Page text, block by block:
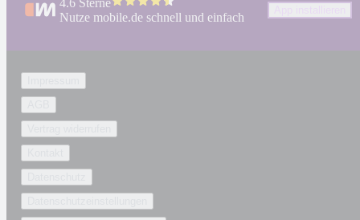
4.6 Sterne
Nutze mobile.de schnell und einfach